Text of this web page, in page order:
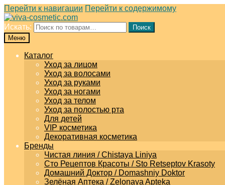
Перейти к навигации Перейти к содержимому
Искать:
Поиск
Меню
Каталог
Уход за лицом
Уход за волосами
Уход за руками
Уход за ногами
Уход за телом
Уход за полостью рта
Для детей
VIP косметика
Декоративная косметика
Бренды
Чистая линия / Chistaya Liniya
Сто Рецептов Красоты / Sto Retseptov Krasoty
Домашний Доктор / Domashniy Doktor
Зелёная Аптека / Zelonaya Apteka